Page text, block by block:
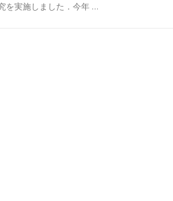
を実施しました．今年 …